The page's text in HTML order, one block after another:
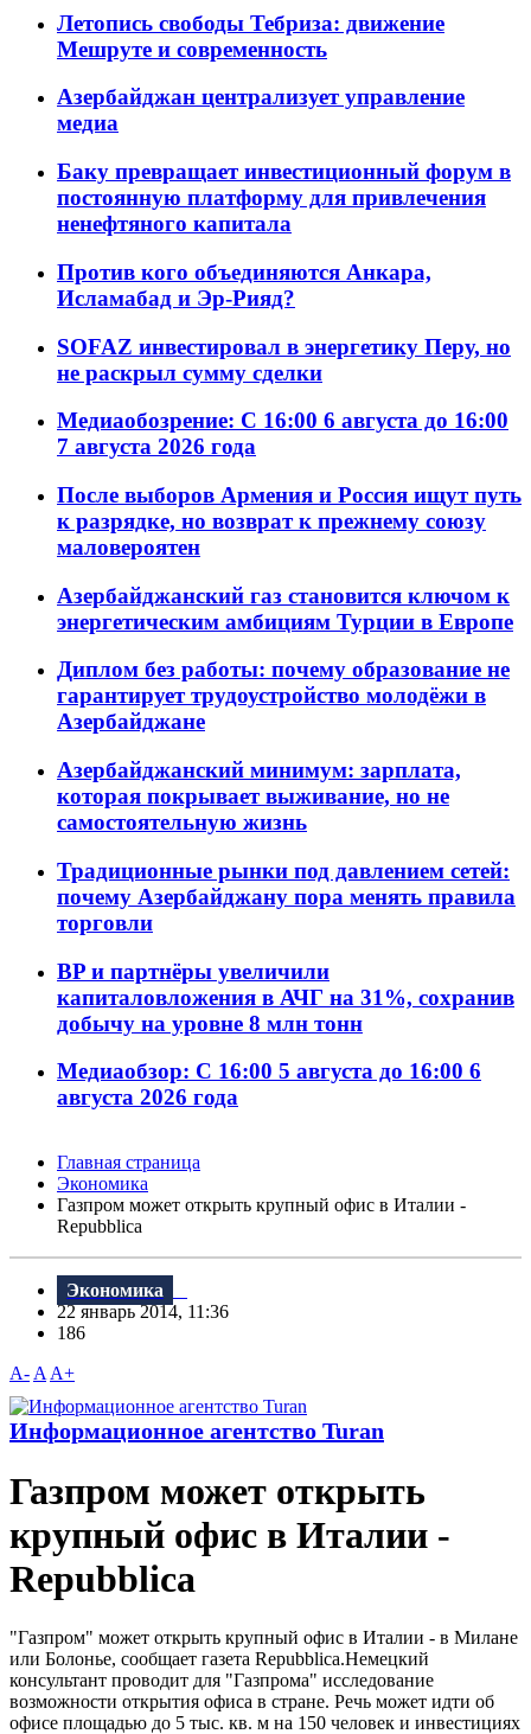
Летопись свободы Тебриза: движение
Мешруте и современность
Азербайджан централизует управление
медиа
Баку превращает инвестиционный форум в
постоянную платформу для привлечения
ненефтяного капитала
Против кого объединяются Анкара,
Исламабад и Эр-Рияд?
SOFAZ инвестировал в энергетику Перу, но
не раскрыл сумму сделки
Медиаобозрение: С 16:00 6 августа до 16:00
7 августа 2026 года
После выборов Армения и Россия ищут путь
к разрядке, но возврат к прежнему союзу
маловероятен
Азербайджанский газ становится ключом к
энергетическим амбициям Турции в Европе
Диплом без работы: почему образование не
гарантирует трудоустройство молодёжи в
Азербайджане
Азербайджанский минимум: зарплата,
которая покрывает выживание, но не
самостоятельную жизнь
Традиционные рынки под давлением сетей:
почему Азербайджану пора менять правила
торговли
BP и партнёры увеличили
капиталовложения в АЧГ на 31%, сохранив
добычу на уровне 8 млн тонн
Медиаобзор: С 16:00 5 августа до 16:00 6
августа 2026 года
Главная страница
Экономика
Газпром может открыть крупный офис в Италии -
Repubblica
Экономика
22 январь 2014, 11:36
186
A- A A+
Информационное агентство Turan
Газпром может открыть
крупный офис в Италии -
Repubblica
"Газпром" может открыть крупный офис в Италии - в Милане
или Болонье, сообщает газета Repubblica.Немецкий
консультант проводит для "Газпрома" исследование
возможности открытия офиса в стране. Речь может идти об
офисе площадью до 5 тыс. кв. м на 150 человек и инвестициях